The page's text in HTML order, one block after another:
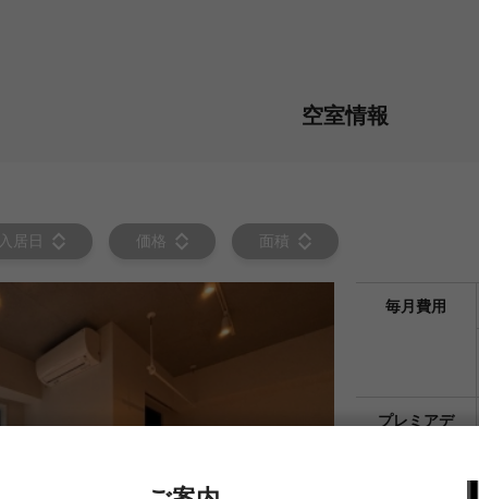
空室情報
入居日 価格 面積
毎月費用
プレミアデ